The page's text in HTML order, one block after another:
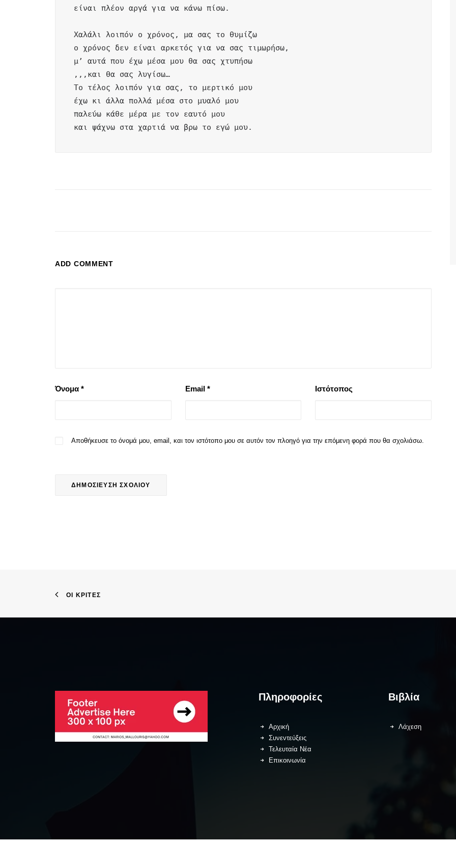
είναι πλέον αργά για να κάνω πίσω.
Χαλάλι λοιπόν ο χρόνος, μα σας το θυμίζω
ο χρόνος δεν είναι αρκετός για να σας τιμωρήσω,
μ’ αυτά που έχω μέσα μου θα σας χτυπήσω
,,,και θα σας λυγίσω…
Το τέλος λοιπόν για σας, το μερτικό μου
έχω κι άλλα πολλά μέσα στο μυαλό μου
παλεύω κάθε μέρα με τον εαυτό μου
και ψάχνω στα χαρτιά να βρω το εγώ μου.
ADD COMMENT
Όνομα * Email * Ιστότοπος
Αποθήκευσε το όνομά μου, email, και τον ιστότοπο μου σε αυτόν τον πλοηγό για την επόμενη φορά που θα σχολιάσω.
ΟΙ ΚΡΙΤΈΣ
Πληροφορίες
Αρχική
Συνεντεύξεις
Τελευταία Νέα
Επικοινωνία
Βιβλία
Λάχεση